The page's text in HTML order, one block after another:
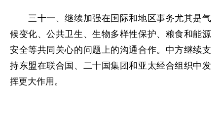
三十一、继续加强在国际和地区事务尤其是气
候变化、公共卫生、生物多样性保护、粮食和能源
安全等共同关心的问题上的沟通合作。中方继续支
持东盟在联合国、二十国集团和亚太经合组织中发
挥更大作用。